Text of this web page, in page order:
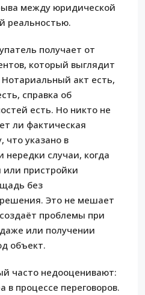
между юридической
реальностью.
получает от
который выглядит
акт есть,
справка об
есть. Но никто не
ли фактическая
что указано в
нередки случаи, когда
или пристройки
без
Это не мешает
проблемы при
или получении
объект.
часто недооценивают:
в процессе переговоров.